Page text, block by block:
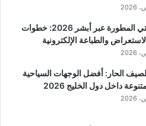
خدمة بياناتي المطورة عبر أبشر 2026: خطوات
والطباعة الإلكترونية
الحار: أفضل الوجهات السياحية
داخل دول الخليج 2026